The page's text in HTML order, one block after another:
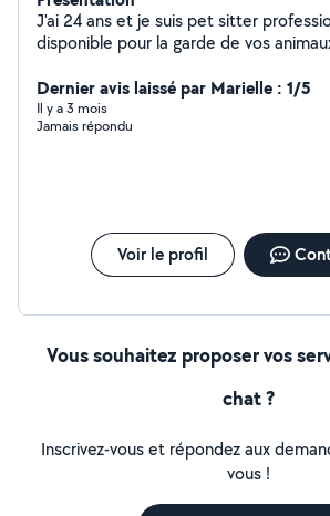
J'ai 24 ans et je suis pet sitter
disponible pour la garde de vos
Dernier avis laissé par Marielle : 1/5
Il y a 3 mois
Jamais répondu
Voir le profil
Vous souhaitez proposer vos
chat ?
Inscrivez-vous et répondez aux
vous !